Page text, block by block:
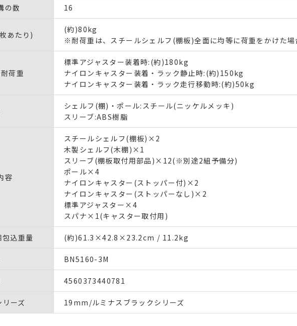
の数 16
あたり)
(約)80kg
※耐荷重は、スチールシェルフ(棚板)全面に均等に荷重をかけた
荷重
標準アジャスター装着時:(約)180kg
ナイロンキャスター装着・ラック静止時:(約)150kg
ナイロンキャスター装着・ラック走行移動時:(約)50kg
シェルフ(棚)・ポール:スチール(ニッケルメッキ)
スリーブ:ABS樹脂
容
スチールシェルフ(棚板)×2
木製シェルフ(木棚)×1
スリーブ(棚板取付用部品)×12(※別途2組予備分)
ポール×4
ナイロンキャスター(ストッパー付)×2
ナイロンキャスター(ストッパーなし)×2
標準アジャスター×4
スパナ×1(キャスター取付用)
込重量 (約)61.3×42.8×23.2cm / 11.2kg
BN5160-3M
4560373440781
ーズ 19mm/ルミナスブラックシリーズ